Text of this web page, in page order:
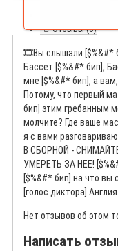
Отзывы (0)
🎞️Вы слышали [$%&#*
Бассет [$%&#* бип],
мне [$%&#* бип], а
Потому, что первый
бип] этим гребанным
молчите? Где ваше
я с вами
В СБОРНОЙ -
УМЕРЕТЬ ЗА НЕЕ!
[$%&#* бип] на что вы
[голос диктора]
Нет отзывов об этом
Написать